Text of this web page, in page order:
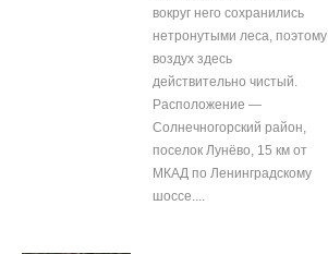
вокруг него сохранились
нетронутыми леса, поэтому
воздух здесь
действительно чистый.
Расположение —
Солнечногорский район,
поселок Лунёво, 15 км от
МКАД по Ленинградскому
шоссе....